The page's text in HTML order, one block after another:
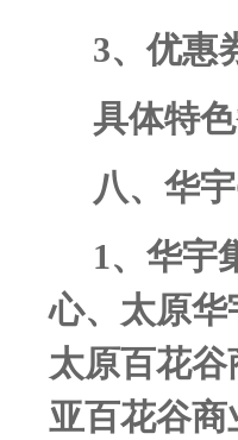
3、优惠
具体特
八、华宇
1、华宇
心、太原
太原百花
亚百花谷